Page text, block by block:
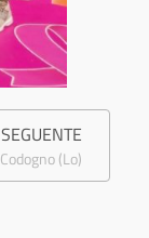
SEGUENTE
Codogno (Lo)